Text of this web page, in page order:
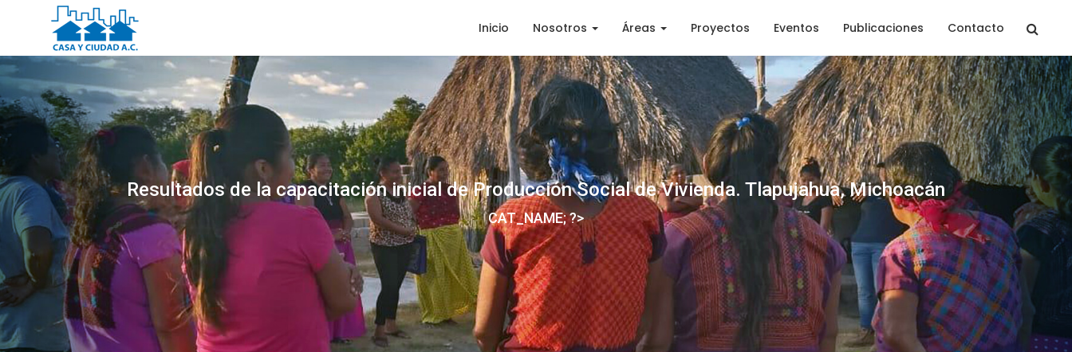
Inicio Nosotros Áreas Proyectos Eventos Publicaciones Contacto
Resultados de la capacitación inicial de Producción Social de Vivienda. Tlapujahua, Michoacán
CAT_NAME; ?>